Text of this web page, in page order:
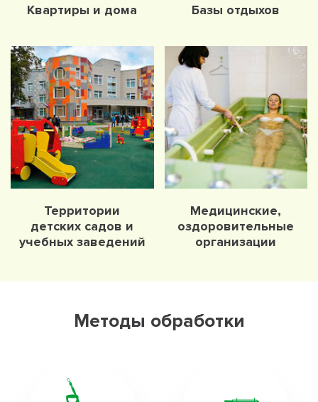
Квартиры и дома Базы отдыхов
Территории
детских садов и
учебных заведений
Медицинские,
оздоровительные
организации
Методы обработки